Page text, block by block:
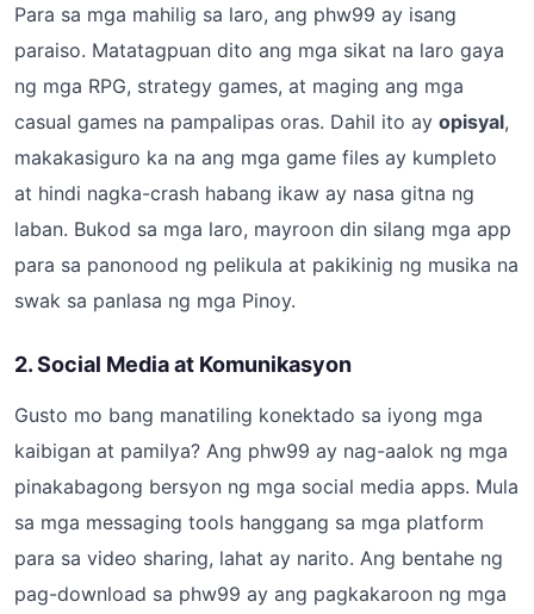
Para sa mga mahilig sa laro, ang phw99 ay isang
paraiso. Matatagpuan dito ang mga sikat na laro gaya
ng mga RPG, strategy games, at maging ang mga
casual games na pampalipas oras. Dahil ito ay opisyal,
makakasiguro ka na ang mga game files ay kumpleto
at hindi nagka-crash habang ikaw ay nasa gitna ng
laban. Bukod sa mga laro, mayroon din silang mga app
para sa panonood ng pelikula at pakikinig ng musika na
swak sa panlasa ng mga Pinoy.
2. Social Media at Komunikasyon
Gusto mo bang manatiling konektado sa iyong mga
kaibigan at pamilya? Ang phw99 ay nag-aalok ng mga
pinakabagong bersyon ng mga social media apps. Mula
sa mga messaging tools hanggang sa mga platform
para sa video sharing, lahat ay narito. Ang bentahe ng
pag-download sa phw99 ay ang pagkakaroon ng mga